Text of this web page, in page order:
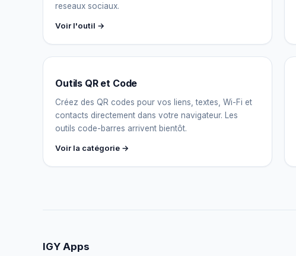
reseaux sociaux.
Voir l'outil →
Outils QR et Code
Créez des QR codes pour vos liens, textes, Wi-Fi et
contacts directement dans votre navigateur. Les
outils code-barres arrivent bientôt.
Voir la catégorie →
IGY Apps